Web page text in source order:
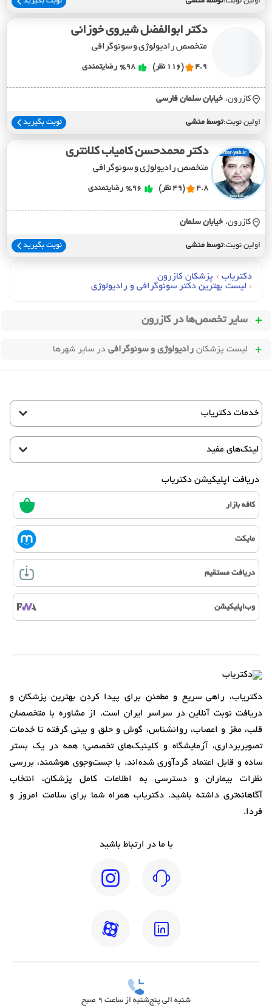
دکتر ابوالفضل شیروی خوزانی
متخصص رادیولوژی و سونوگرافی
4.9 (116 نظر) %98 رضایتمندی
کازرون، خيابان سلمان فارسي
اولین نوبت:توسط منشی نوبت بگیرید
دکتر محمدحسن کامیاب کلانتری
متخصص رادیولوژی و سونوگرافی
4.8 (49 نظر) %96 رضایتمندی
کازرون، خيابان سلمان
اولین نوبت:توسط منشی نوبت بگیرید
دکتریاب › پزشکان کازرون
› لیست بهترین دکتر سونوگرافی و رادیولوژی
سایر تخصص‌ها در کازرون
لیست پزشکان رادیولوژی و سونوگرافی در سایر شهرها
خدمات دکتریاب
لینک‌های مفید
دریافت اپلیکیشن دکتریاب
کافه بازار
مایکت
دریافت مستقیم
وب‌اپلیکیشن
دکتریاب، راهی سریع و مطمئن برای پیدا کردن بهترین پزشکان و
دریافت نوبت آنلاین در سراسر ایران است. از مشاوره با متخصصان
قلب، مغز و اعصاب، روانشناس، گوش و حلق و بینی گرفته تا خدمات
تصویربرداری، آزمایشگاه و کلینیک‌های تخصصی؛ همه در یک بستر
ساده و قابل اعتماد گردآوری شده‌اند. با جست‌وجوی هوشمند، بررسی
نظرات بیماران و دسترسی به اطلاعات کامل پزشکان، انتخاب
آگاهانه‌تری داشته باشید. دکتریاب همراه شما برای سلامت امروز و
فردا.
با ما در ارتباط باشید
شنبه الی پنج‌شنبه از ساعت 9 صبح